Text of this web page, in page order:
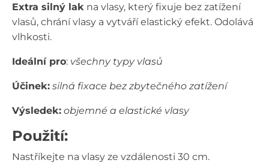
Extra silný lak na vlasy, který fixuje bez zatížení
vlasů, chrání vlasy a vytváří elastický efekt. Odolává
vlhkosti.
Ideální pro: všechny typy vlasů
Účinek: silná fixace bez zbytečného zatížení
Výsledek: objemné a elastické vlasy
Použití:
Nastříkejte na vlasy ze vzdálenosti 30 cm.